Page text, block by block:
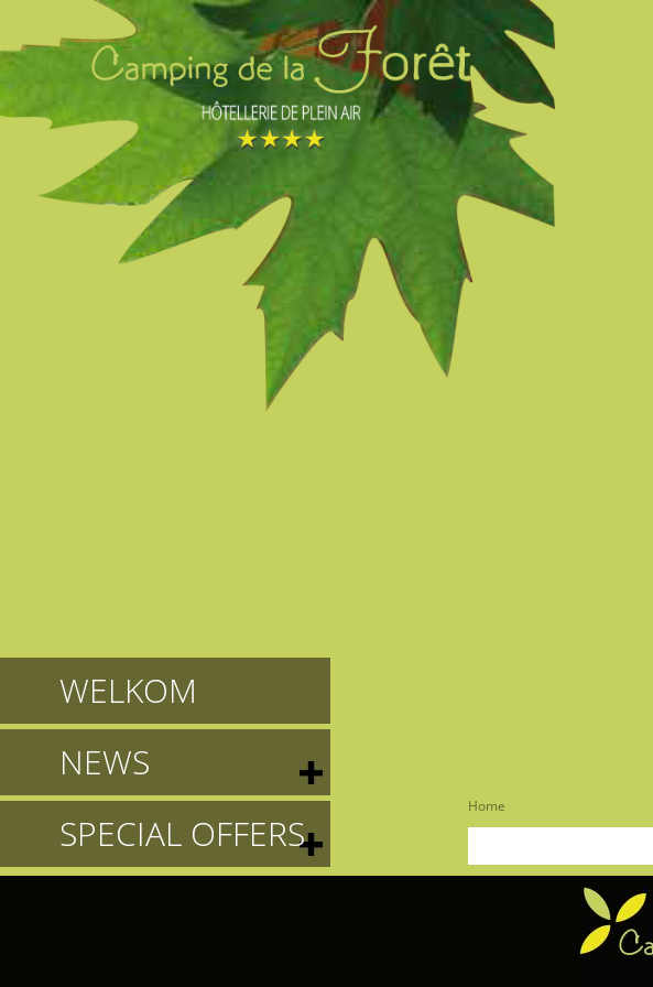
WELKOM
NEWS
SPECIAL OFFERS
Home